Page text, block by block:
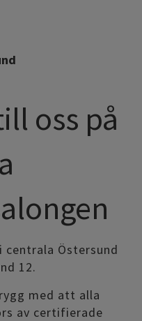
oss på
Östersund
12.
med att alla
av certifierade